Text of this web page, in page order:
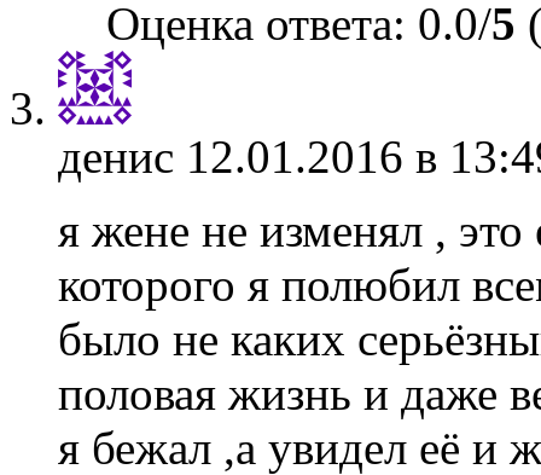
Оценка ответа: 0.0/5
денис 12.01.2016 в
я жене не изменял ,
которого я полюбил
было не каких
половая жизнь и даже
я бежал ,а увидел её и